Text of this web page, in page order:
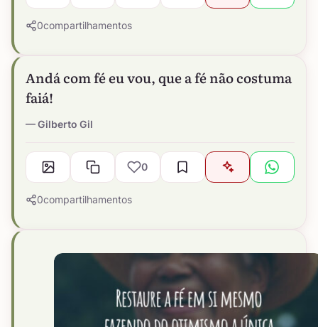
0compartilhamentos
Andá com fé eu vou, que a fé não costuma
faiá!
Gilberto Gil
0
0compartilhamentos